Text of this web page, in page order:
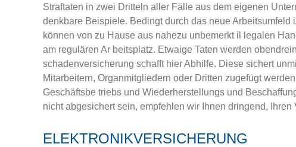
Straftaten in zwei Dritteln aller Fälle aus dem eigenen
denkbare Beispiele. Bedingt durch das neue
können von zu Hause aus nahezu unbemerkt il­ legalen
am regulären Ar­ beitsplatz. Etwaige Taten werden
schadenversicherung schafft hier Abhilfe. Diese sichert
Mitarbeitern, Organmitgliedern oder Dritten zugefügt
Geschäftsbe­ triebs und Wiederherstellungs­ und
nicht abgesichert sein, empfehlen wir Ihnen dringend,
ELEKTRONIKVERSICHERUNG